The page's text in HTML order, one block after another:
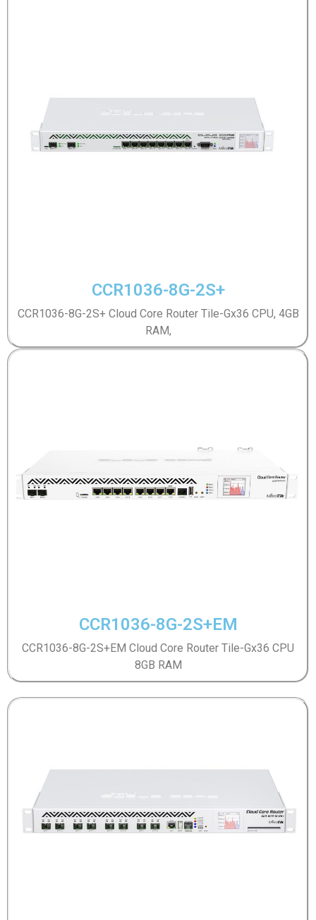
CCR1036-8G-2S+
CCR1036-8G-2S+ Cloud Core Router Tile-Gx36 CPU, 4GB
RAM,
CCR1036-8G-2S+EM
CCR1036-8G-2S+EM Cloud Core Router Tile-Gx36 CPU
8GB RAM